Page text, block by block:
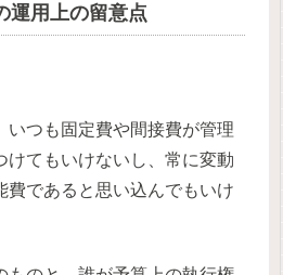
運用上の留意点
いつも固定費や間接費が管理
けてもいけないし、常に変動
費であると思い込んでもいけ